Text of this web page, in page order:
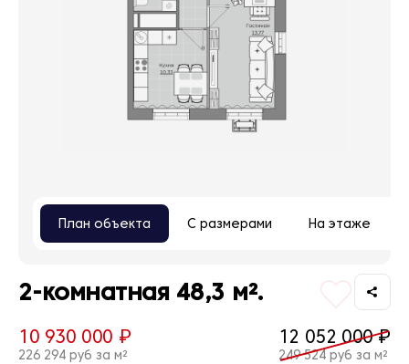
План объекта С размерами На этаже
2-комнатная 48,3 м².
10 930 000 ₽
226 294 руб за м²
12 052 000 ₽
249 524 руб за м²